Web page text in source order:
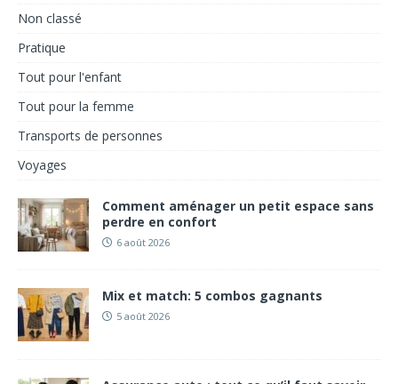
Non classé
Pratique
Tout pour l'enfant
Tout pour la femme
Transports de personnes
Voyages
Comment aménager un petit espace sans
perdre en confort
6 août 2026
Mix et match: 5 combos gagnants
5 août 2026